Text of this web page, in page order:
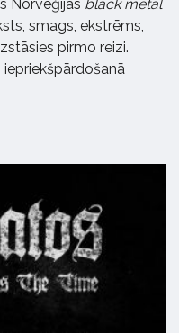
Norvēģijas black metal
smags, ekstrēms,
pirmo reizi.